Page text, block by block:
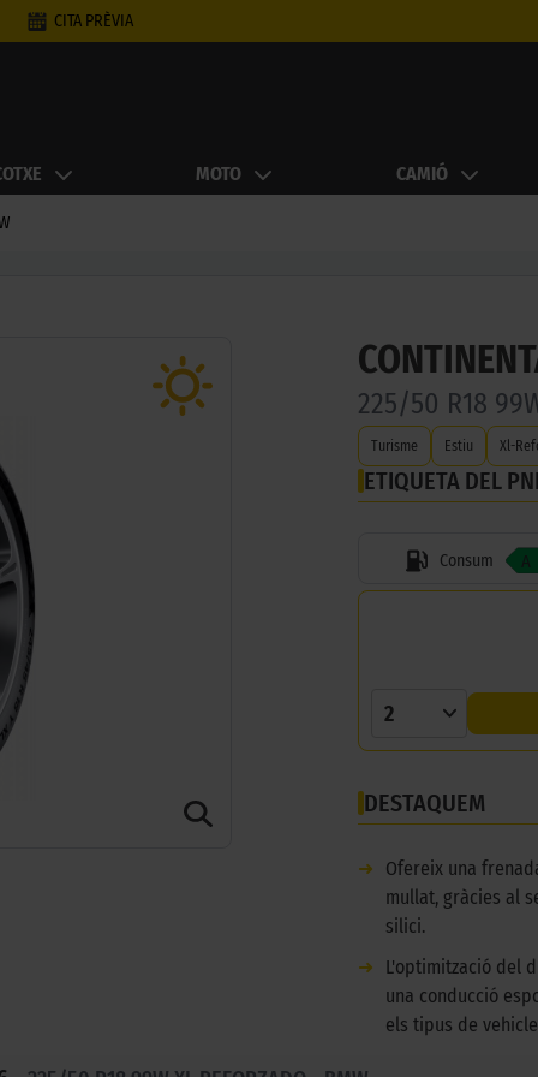
CITA PRÈVIA
MOTO CAMIÓ
225/50 R18
Turisme Estiu Xl-
ETIQUETA DEL
Consum A
2
DESTAQUEM
➜
Ofereix una
mullat, gràcies al
silici.
➜
L'optimització del
una conducció
els tipus de